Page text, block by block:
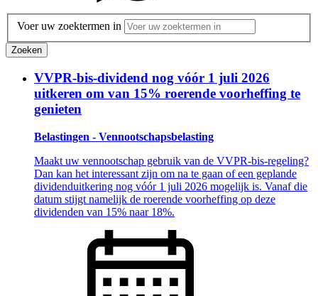
Voer uw zoektermen in
Zoeken
VVPR-bis-dividend nog vóór 1 juli 2026
uitkeren om van 15% roerende voorheffing te
genieten
Belastingen - Vennootschapsbelasting
Maakt uw vennootschap gebruik van de VVPR-bis-regeling?
Dan kan het interessant zijn om na te gaan of een geplande
dividenduitkering nog vóór 1 juli 2026 mogelijk is. Vanaf die
datum stijgt namelijk de roerende voorheffing op deze
dividenden van 15% naar 18%.